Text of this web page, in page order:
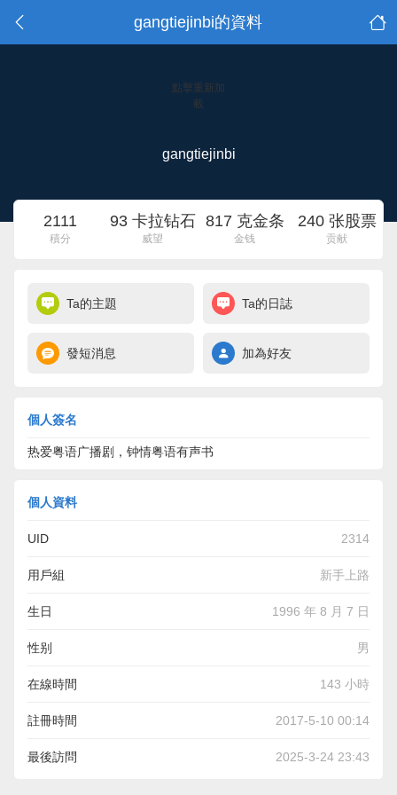
gangtiejinbi的資料
點擊重新加
載
gangtiejinbi
2111
積分
93 卡拉钻石
威望
817 克金条
金钱
240 张股票
贡献
Ta的主題 Ta的日誌
發短消息 加為好友
個人簽名
热爱粤语广播剧，钟情粤语有声书
個人資料
UID 2314
用戶組 新手上路
生日 1996 年 8 月 7 日
性别 男
在線時間 143 小時
註冊時間 2017-5-10 00:14
最後訪問 2025-3-24 23:43